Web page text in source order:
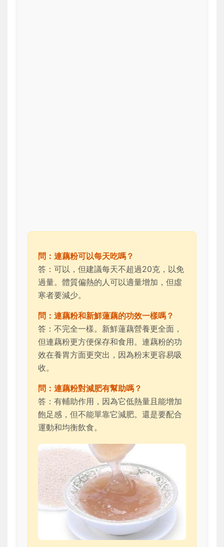
問：連藕粉可以每天吃嗎？
答：可以，但建議每天不超過20克，以免
過量。體質偏熱的人可以適量增加，但虛
寒者要減少。
問：連藕粉和新鮮蓮藕的功效一樣嗎？
答：不完全一樣。新鮮蓮藕營養更全面，
但連藕粉更方便保存和食用。連藕粉的功
效在養胃方面更突出，因為粉末更容易吸
收。
問：連藕粉對減肥有幫助嗎？
答：有輔助作用，因為它低熱量且能增加
飽足感，但不能單靠它減肥。還是要配合
運動和均衡飲食。